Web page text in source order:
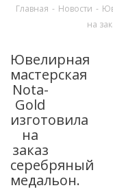
Главная - Новости -
на
Ювелирная
мастерская
Nota-
Gold
изготовила
на
заказ
серебряный
медальон.